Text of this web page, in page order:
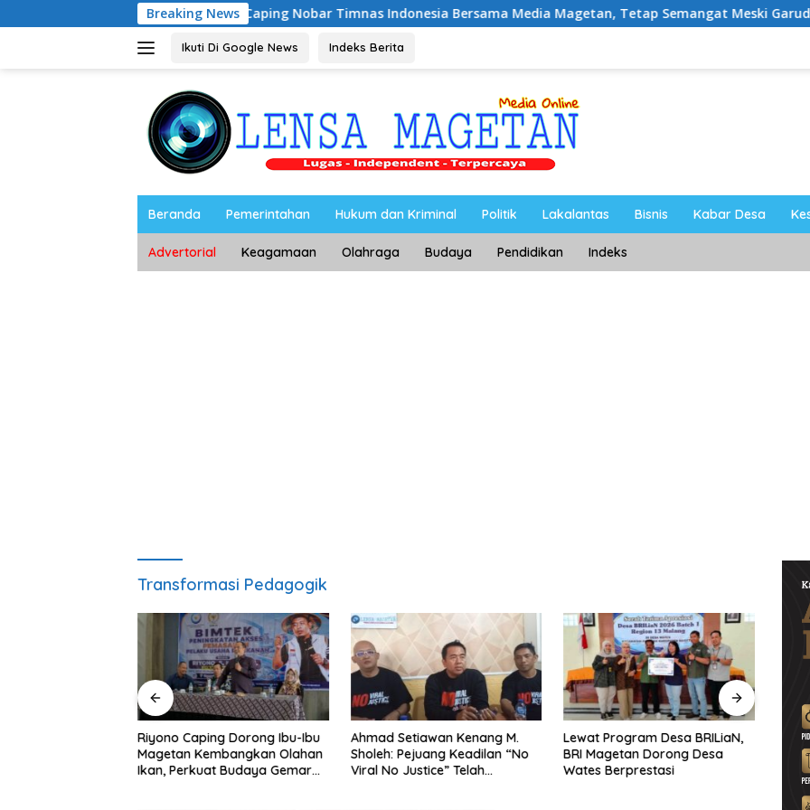
ke
Breaking News
Riyono Caping Nobar Timnas Indonesia Bersama Media Magetan, Tetap Semangat Meski Garuda Gagal Lolos
Ikuti Di Google News Indeks Berita
Beranda Pemerintahan Hukum dan Kriminal Politik Lakalantas Bisnis Kabar Desa
Advertorial Keagamaan Olahraga Budaya Pendidikan Indeks
Transformasi Pedagogik
Riyono Caping Dorong Ibu-Ibu
Magetan Kembangkan Olahan
Ikan, Perkuat Budaya Gemar
Ahmad Setiawan Kenang M.
Sholeh: Pejuang Keadilan “No
Viral No Justice” Telah
Lewat Program Desa BRILiaN,
BRI Magetan Dorong Desa
Wates Berprestasi